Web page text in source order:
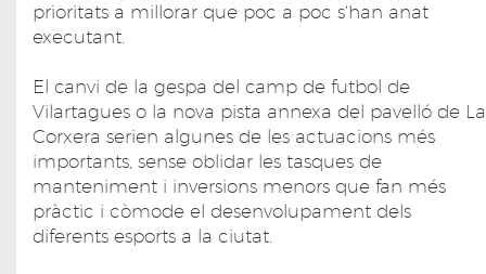
prioritats a millorar que poc a poc s'han anat
executant.
El canvi de la gespa del camp de futbol de
Vilartagues o la nova pista annexa del pavelló de La
Corxera serien algunes de les actuacions més
importants, sense oblidar les tasques de
manteniment i inversions menors que fan més
pràctic i còmode el desenvolupament dels
diferents esports a la ciutat.